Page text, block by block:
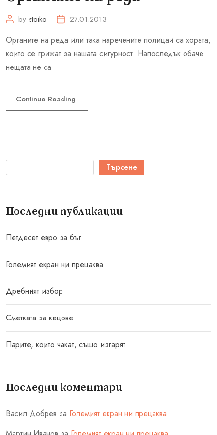
by stoiko 27.01.2013
Органите на реда или така наречените полицаи са хората,
които се грижат за нашата сигурност. Напоследък обаче
нещата не са
Continue Reading
Търсене
Последни публикации
Петдесет евро за бъг
Големият екран ни прецаква
Дребният избор
Сметката за кецове
Парите, които чакат, също изгарят
Последни коментари
Васил Добрев за Големият екран ни прецаква